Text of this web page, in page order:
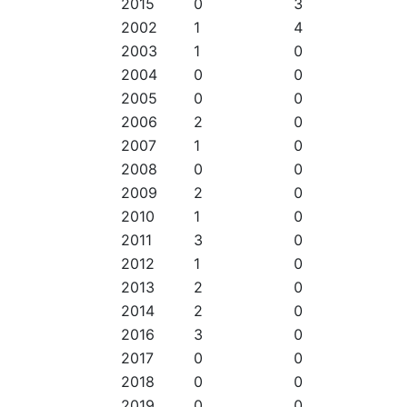
2002
1
4
2003
1
0
2004
0
0
2005
0
0
2006
2
0
2007
1
0
2008
0
0
2009
2
0
2010
1
0
2011
3
0
2012
1
0
2013
2
0
2014
2
0
2016
3
0
2017
0
0
2018
0
0